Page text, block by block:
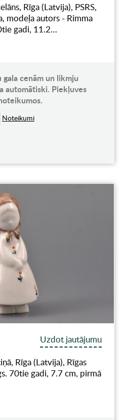
Rīga (Latvija), PSRS,
modeļa autors - Rimma
gadi, 11.2…
cenām un likmju
automātiski. Piekļuves
Noteikumi
Uzdot jautājumu
Rīga (Latvija), Rīgas
70tie gadi, 7.7 cm, pirmā